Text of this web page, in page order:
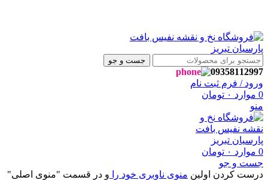
جست و جو
09358112997
ورود / فرم ثبت نام
0 موارد ۰ تومان
منو
0 موارد ۰ تومان
جست و جو
درست کردن اولین منوی ناوبری خود را و در قسمت "منوی اصلی"